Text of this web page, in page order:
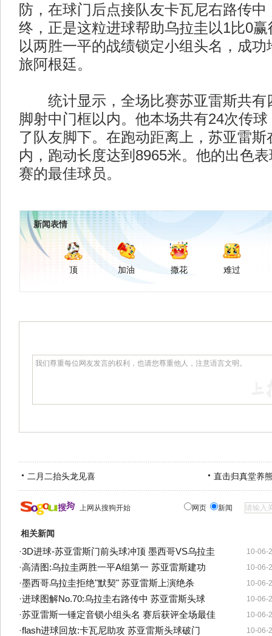
防，在球门后点接队友卡瓦尼右路传中
终，正是这粒进球帮助乌拉圭以1比0
以两胜一平的战绩锁定小组头名，成
旅阿根廷。
统计显示，全场比赛苏亚雷斯共有
脚射中门框以内。他本场共有24次传
了队友脚下。在跑动距离上，苏亚雷斯
内，跑动长度达到8965米。他的出色
赛的最佳球员。
新闻表情
顶 加油 撒花 难过
二月二抬头龙见喜 直击归真堂养
上网从搜狗开始 网页 新闻
相关新闻
10-06-
·3D进球-苏亚雷斯门前头球冲顶 墨西哥VS乌拉圭
10-06-
·高清图:乌拉圭两胜一平A组第一 苏亚雷斯建功
10-06-
·墨西哥乌拉圭拒绝"默契" 苏亚雷斯上演绝杀
10-06-
·进球图解No.70:乌拉圭右路传中 苏亚雷斯头球
10-06-
·苏亚雷斯一锤定音锁小组头名 赛后获评全场最佳
10-06-
·flash进球回放:卡瓦尼助攻 苏亚雷斯头球破门